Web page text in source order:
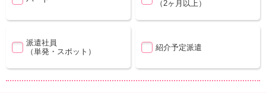
（2ヶ月以上）
派遣社員
（単発・スポット）
紹介予定派遣